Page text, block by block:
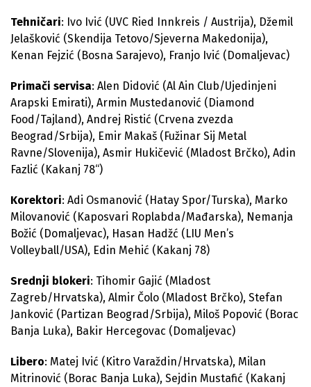
Tehničari: Ivo Ivić (UVC Ried Innkreis / Austrija), Džemil
Jelašković (Skendija Tetovo/Sjeverna Makedonija),
Kenan Fejzić (Bosna Sarajevo), Franjo Ivić (Domaljevac)
Primači servisa: Alen Didović (Al Ain Club/Ujedinjeni
Arapski Emirati), Armin Mustedanović (Diamond
Food/Tajland), Andrej Ristić (Crvena zvezda
Beograd/Srbija), Emir Makaš (Fužinar Sij Metal
Ravne/Slovenija), Asmir Hukičević (Mladost Brčko), Adin
Fazlić (Kakanj 78“)
Korektori: Adi Osmanović (Hatay Spor/Turska), Marko
Milovanović (Kaposvari Roplabda/Mađarska), Nemanja
Božić (Domaljevac), Hasan Hadžć (LIU Men’s
Volleyball/USA), Edin Mehić (Kakanj 78)
Srednji blokeri: Tihomir Gajić (Mladost
Zagreb/Hrvatska), Almir Čolo (Mladost Brčko), Stefan
Janković (Partizan Beograd/Srbija), Miloš Popović (Borac
Banja Luka), Bakir Hercegovac (Domaljevac)
Libero: Matej Ivić (Kitro Varaždin/Hrvatska), Milan
Mitrinović (Borac Banja Luka), Sejdin Mustafić (Kakanj